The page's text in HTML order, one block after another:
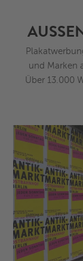
und Marken
Über 13.000